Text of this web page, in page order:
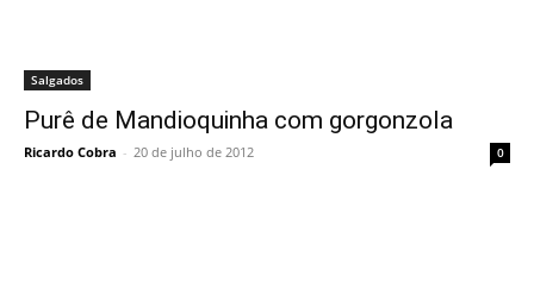
Salgados
Purê de Mandioquinha com gorgonzola
Ricardo Cobra - 20 de julho de 2012 0